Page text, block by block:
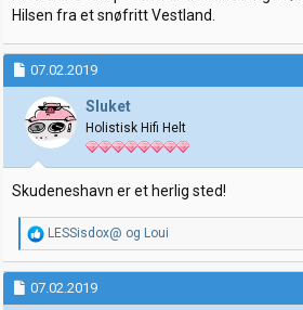
Hilsen fra et snøfritt Vestland.
07.02.2019
Sluket
Holistisk Hifi Helt
Skudeneshavn er et herlig sted!
R
e
a
k
s
LESSisdox@ og Loui
07.02.2019